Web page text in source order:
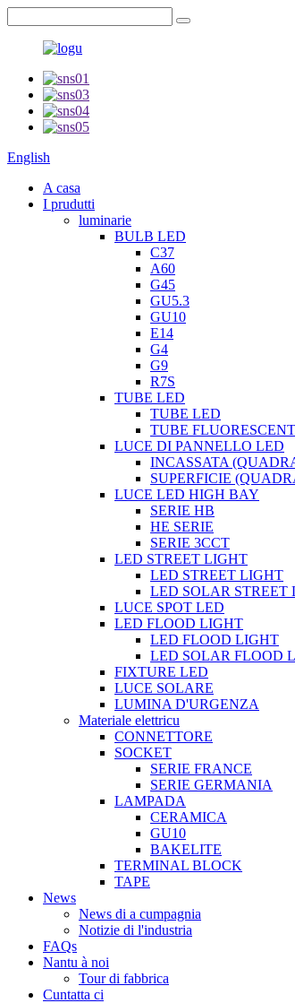
English
A casa
I prudutti
luminarie
BULB LED
C37
A60
G45
GU5.3
GU10
E14
G4
G9
R7S
TUBE LED
TUBE LED
TUBE
LUCE DI PANNELLO LED
INCASSATA
SUPERFICIE
LUCE LED HIGH BAY
SERIE HB
HE SERIE
SERIE 3CCT
LED STREET LIGHT
LED STREET LIGHT
LED SOLAR STREET
LUCE SPOT LED
LED FLOOD LIGHT
LED FLOOD LIGHT
LED SOLAR FLOOD
FIXTURE LED
LUCE SOLARE
LUMINA D'URGENZA
Materiale elettricu
CONNETTORE
SOCKET
SERIE FRANCE
SERIE GERMANIA
LAMPADA
CERAMICA
GU10
BAKELITE
TERMINAL BLOCK
TAPE
News
News di a cumpagnia
Notizie di l'industria
FAQs
Nantu à noi
Tour di fabbrica
Cuntatta ci